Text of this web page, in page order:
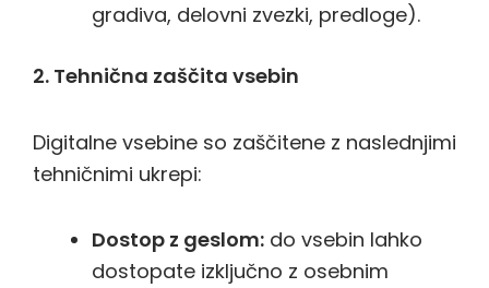
gradiva, delovni zvezki, predloge).
2. Tehnična zaščita vsebin
Digitalne vsebine so zaščitene z naslednjimi
tehničnimi ukrepi:
Dostop z geslom: do vsebin lahko
dostopate izključno z osebnim